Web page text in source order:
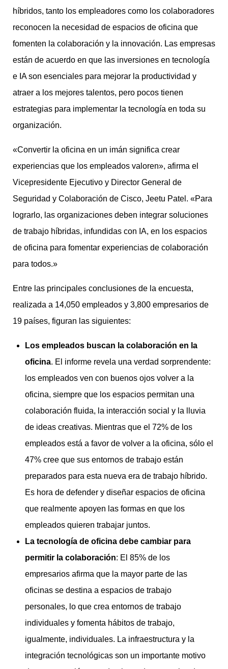
híbridos, tanto los empleadores como los colaboradores
reconocen la necesidad de espacios de oficina que
fomenten la colaboración y la innovación. Las empresas
están de acuerdo en que las inversiones en tecnología
e IA son esenciales para mejorar la productividad y
atraer a los mejores talentos, pero pocos tienen
estrategias para implementar la tecnología en toda su
organización.
«Convertir la oficina en un imán significa crear
experiencias que los empleados valoren», afirma el
Vicepresidente Ejecutivo y Director General de
Seguridad y Colaboración de Cisco, Jeetu Patel. «Para
lograrlo, las organizaciones deben integrar soluciones
de trabajo híbridas, infundidas con IA, en los espacios
de oficina para fomentar experiencias de colaboración
para todos.»
Entre las principales conclusiones de la encuesta,
realizada a 14,050 empleados y 3,800 empresarios de
19 países, figuran las siguientes:
Los empleados buscan la colaboración en la
oficina. El informe revela una verdad sorprendente:
los empleados ven con buenos ojos volver a la
oficina, siempre que los espacios permitan una
colaboración fluida, la interacción social y la lluvia
de ideas creativas. Mientras que el 72% de los
empleados está a favor de volver a la oficina, sólo el
47% cree que sus entornos de trabajo están
preparados para esta nueva era de trabajo híbrido.
Es hora de defender y diseñar espacios de oficina
que realmente apoyen las formas en que los
empleados quieren trabajar juntos.
La tecnología de oficina debe cambiar para
permitir la colaboración: El 85% de los
empresarios afirma que la mayor parte de las
oficinas se destina a espacios de trabajo
personales, lo que crea entornos de trabajo
individuales y fomenta hábitos de trabajo,
igualmente, individuales. La infraestructura y la
integración tecnológicas son un importante motivo